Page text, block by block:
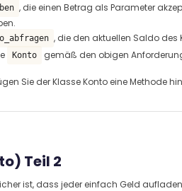
, die einen Betrag als Parameter
, die den aktuellen Saldo des
Konto gemäß den obigen
Sie der Klasse Konto eine Methode
Teil 2
ist, dass jeder einfach Geld